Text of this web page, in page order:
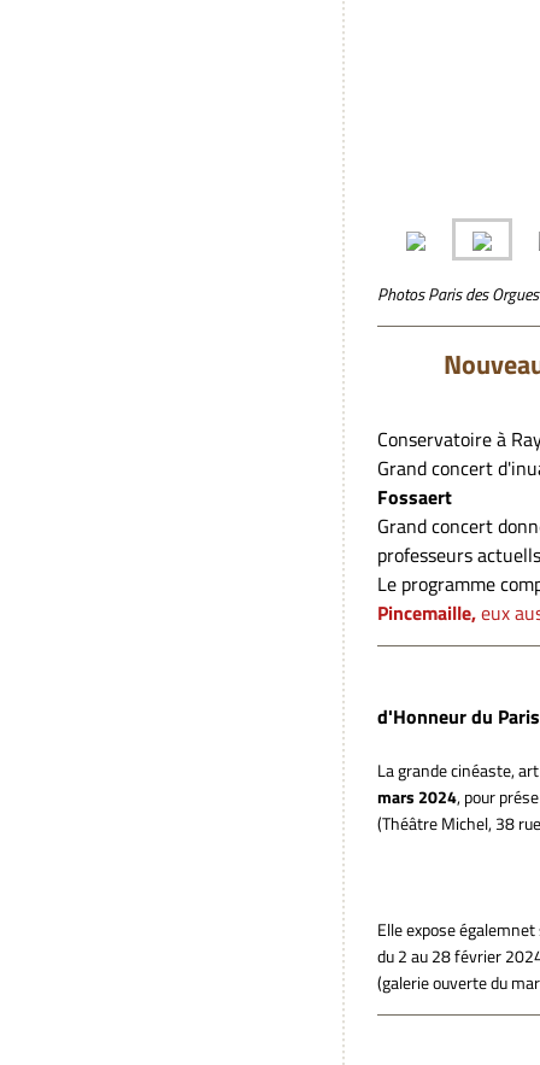
Photos Paris des Orgues
Conservatoire à
Grand concert
Fossaert
Grand concert
professeurs
Le programme
Pincemaille,eux
d'Honneur du
La grande cinéaste,
mars2024, pour
(Théâtre Michel, 38
Elle expose
du 2 au 28 février
(galerie ouverte du